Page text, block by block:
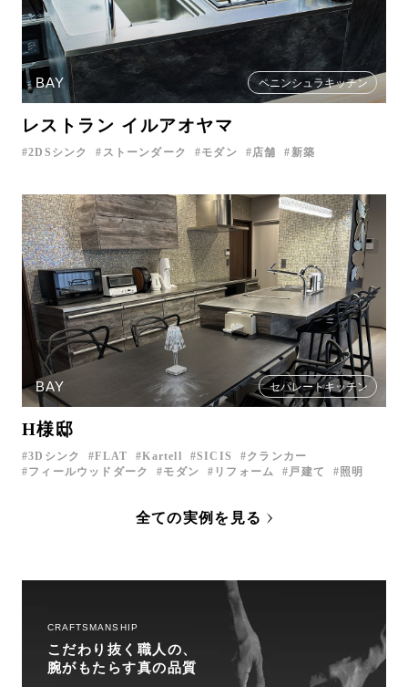
BAY ペニンシュラキッチン
レストラン イルアオヤマ
2DSシンク ストーンダーク モダン 店舗 新築
BAY セパレートキッチン
H様邸
3Dシンク FLAT Kartell SICIS
クランカー
フィールウッドダーク
モダン リフォーム 戸建て 照明
全ての実例を見る
CRAFTSMANSHIP
こだわり抜く職人の、
腕がもたらす真の品質